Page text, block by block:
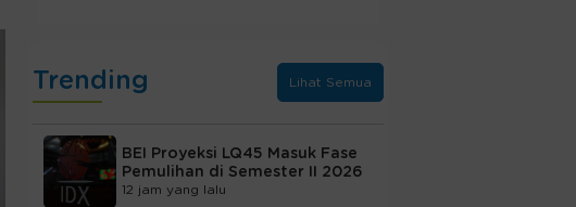
Trending Lihat Semua
BEI Proyeksi LQ45 Masuk Fase
Pemulihan di Semester II 2026
12 jam yang lalu